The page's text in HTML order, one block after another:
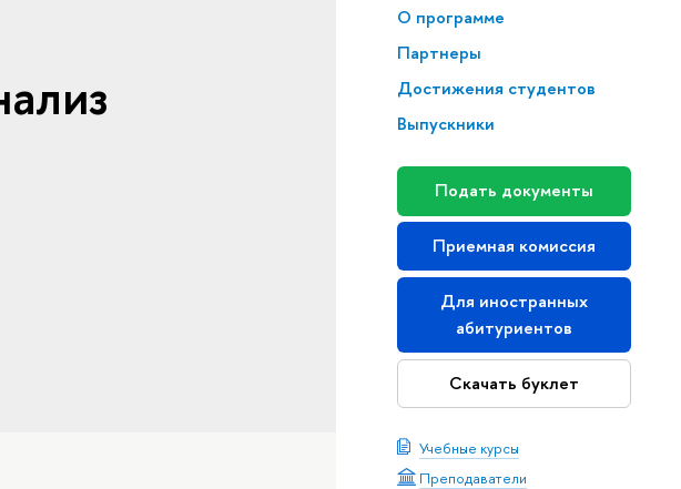
О программе
Партнеры
Достижения студентов
Выпускники
Подать документы
Приемная комиссия
Для иностранных
абитуриентов
Скачать буклет
Учебные курсы
Преподаватели